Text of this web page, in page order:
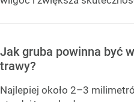
Jak gruba powinna być
trawy?
Najlepiej około 2–3